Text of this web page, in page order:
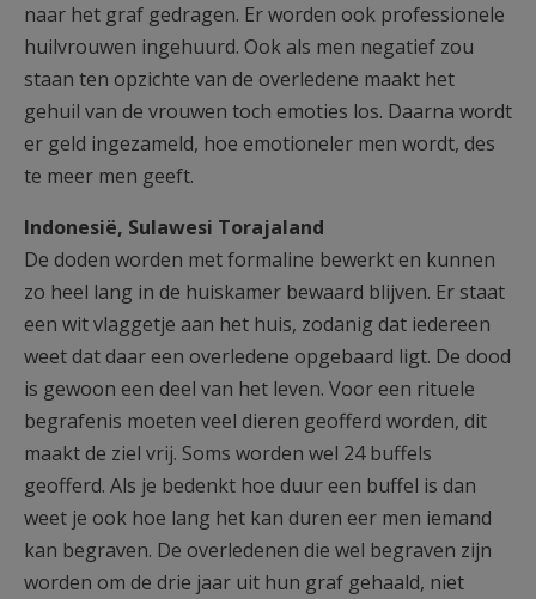
naar het graf gedragen. Er worden ook professionele
huilvrouwen ingehuurd. Ook als men negatief zou
staan ten opzichte van de overledene maakt het
gehuil van de vrouwen toch emoties los. Daarna wordt
er geld ingezameld, hoe emotioneler men wordt, des
te meer men geeft.
Indonesië, Sulawesi Torajaland
De doden worden met formaline bewerkt en kunnen
zo heel lang in de huiskamer bewaard blijven. Er staat
een wit vlaggetje aan het huis, zodanig dat iedereen
weet dat daar een overledene opgebaard ligt. De dood
is gewoon een deel van het leven. Voor een rituele
begrafenis moeten veel dieren geofferd worden, dit
maakt de ziel vrij. Soms worden wel 24 buffels
geofferd. Als je bedenkt hoe duur een buffel is dan
weet je ook hoe lang het kan duren eer men iemand
kan begraven. De overledenen die wel begraven zijn
worden om de drie jaar uit hun graf gehaald, niet